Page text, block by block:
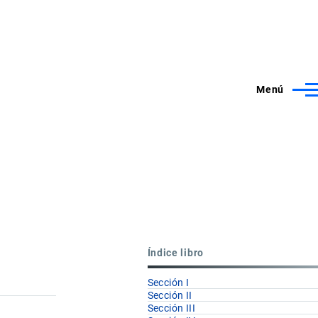
Menú
Índice libro
Sección I
Sección II
Sección III